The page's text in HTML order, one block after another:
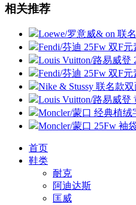
相关推荐
Loewe/罗意威& on 联
Fendi/芬迪 25Fw 双F
Louis Vuitton/路易威登
Fendi/芬迪 25Fw 双F
Nike & Stussy 联名款
Louis Vuitton/路易威
Moncler/蒙口 经典植绒
Moncler/蒙口 25Fw 袖
首页
鞋类
耐克
阿迪达斯
匡威